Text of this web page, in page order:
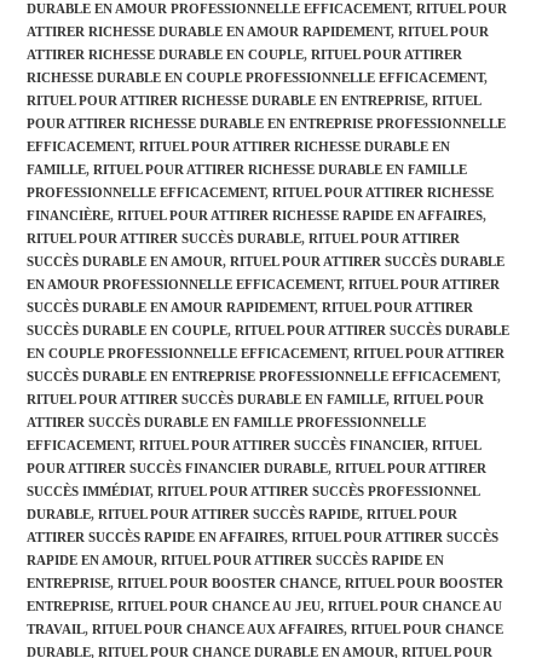
DURABLE EN AMOUR PROFESSIONNELLE EFFICACEMENT, RITUEL POUR
ATTIRER RICHESSE DURABLE EN AMOUR RAPIDEMENT, RITUEL POUR
ATTIRER RICHESSE DURABLE EN COUPLE, RITUEL POUR ATTIRER
RICHESSE DURABLE EN COUPLE PROFESSIONNELLE EFFICACEMENT,
RITUEL POUR ATTIRER RICHESSE DURABLE EN ENTREPRISE, RITUEL
POUR ATTIRER RICHESSE DURABLE EN ENTREPRISE PROFESSIONNELLE
EFFICACEMENT, RITUEL POUR ATTIRER RICHESSE DURABLE EN
FAMILLE, RITUEL POUR ATTIRER RICHESSE DURABLE EN FAMILLE
PROFESSIONNELLE EFFICACEMENT, RITUEL POUR ATTIRER RICHESSE
FINANCIÈRE, RITUEL POUR ATTIRER RICHESSE RAPIDE EN AFFAIRES,
RITUEL POUR ATTIRER SUCCÈS DURABLE, RITUEL POUR ATTIRER
SUCCÈS DURABLE EN AMOUR, RITUEL POUR ATTIRER SUCCÈS DURABLE
EN AMOUR PROFESSIONNELLE EFFICACEMENT, RITUEL POUR ATTIRER
SUCCÈS DURABLE EN AMOUR RAPIDEMENT, RITUEL POUR ATTIRER
SUCCÈS DURABLE EN COUPLE, RITUEL POUR ATTIRER SUCCÈS DURABLE
EN COUPLE PROFESSIONNELLE EFFICACEMENT, RITUEL POUR ATTIRER
SUCCÈS DURABLE EN ENTREPRISE PROFESSIONNELLE EFFICACEMENT,
RITUEL POUR ATTIRER SUCCÈS DURABLE EN FAMILLE, RITUEL POUR
ATTIRER SUCCÈS DURABLE EN FAMILLE PROFESSIONNELLE
EFFICACEMENT, RITUEL POUR ATTIRER SUCCÈS FINANCIER, RITUEL
POUR ATTIRER SUCCÈS FINANCIER DURABLE, RITUEL POUR ATTIRER
SUCCÈS IMMÉDIAT, RITUEL POUR ATTIRER SUCCÈS PROFESSIONNEL
DURABLE, RITUEL POUR ATTIRER SUCCÈS RAPIDE, RITUEL POUR
ATTIRER SUCCÈS RAPIDE EN AFFAIRES, RITUEL POUR ATTIRER SUCCÈS
RAPIDE EN AMOUR, RITUEL POUR ATTIRER SUCCÈS RAPIDE EN
ENTREPRISE, RITUEL POUR BOOSTER CHANCE, RITUEL POUR BOOSTER
ENTREPRISE, RITUEL POUR CHANCE AU JEU, RITUEL POUR CHANCE AU
TRAVAIL, RITUEL POUR CHANCE AUX AFFAIRES, RITUEL POUR CHANCE
DURABLE, RITUEL POUR CHANCE DURABLE EN AMOUR, RITUEL POUR